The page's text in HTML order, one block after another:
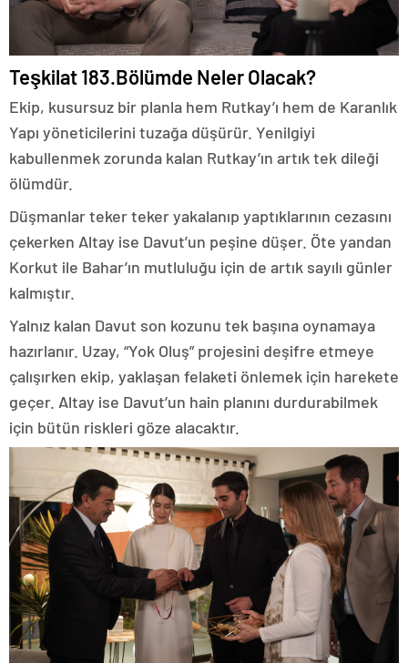
Teşkilat 183.Bölümde Neler Olacak?
Ekip, kusursuz bir planla hem Rutkay’ı hem de Karanlık
Yapı yöneticilerini tuzağa düşürür. Yenilgiyi
kabullenmek zorunda kalan Rutkay’ın artık tek dileği
ölümdür.
Düşmanlar teker teker yakalanıp yaptıklarının cezasını
çekerken Altay ise Davut’un peşine düşer. Öte yandan
Korkut ile Bahar’ın mutluluğu için de artık sayılı günler
kalmıştır.
Yalnız kalan Davut son kozunu tek başına oynamaya
hazırlanır. Uzay, “Yok Oluş” projesini deşifre etmeye
çalışırken ekip, yaklaşan felaketi önlemek için harekete
geçer. Altay ise Davut’un hain planını durdurabilmek
için bütün riskleri göze alacaktır.